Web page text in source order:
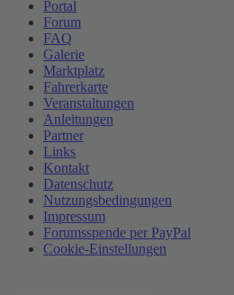
Portal
Forum
FAQ
Galerie
Marktplatz
Fahrerkarte
Veranstaltungen
Anleitungen
Partner
Links
Kontakt
Datenschutz
Nutzungsbedingungen
Impressum
Forumsspende per PayPal
Cookie-Einstellungen